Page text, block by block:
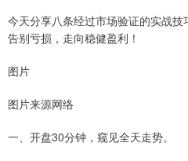
今天分享八条经过市场验证的实战
告别亏损，走向稳健盈利！
图片
图片来源网络
一、开盘30分钟，窥见全天走势。